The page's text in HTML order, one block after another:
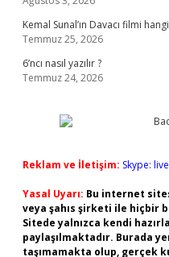
Kemal Sunal’ın Davacı filmi
Temmuz 25, 2026
6’ncı nasıl yazılır ?
Temmuz 24, 2026
Reklam ve İletişim: Skype:
Yasal Uyarı: Bu internet
veya şahıs şirketi ile hiçbir
Sitede yalnızca kendi
paylaşılmaktadır. Burada
taşımamakta olup, gerçek